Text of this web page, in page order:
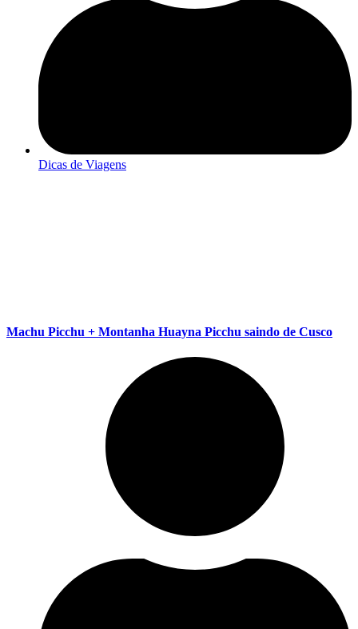
Dicas de Viagens
Machu Picchu + Montanha Huayna Picchu saindo de Cusco